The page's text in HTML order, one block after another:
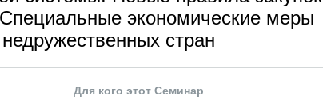
экономические меры
стран
Для кого этот Семинар